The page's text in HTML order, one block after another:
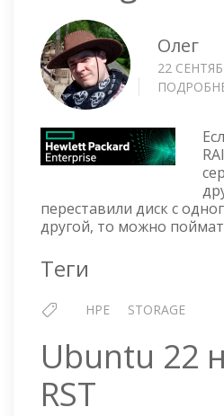
Олег
22
переставили диск с
другой, то можно
Теги
HPE STORAGE
Ubuntu 22
RST